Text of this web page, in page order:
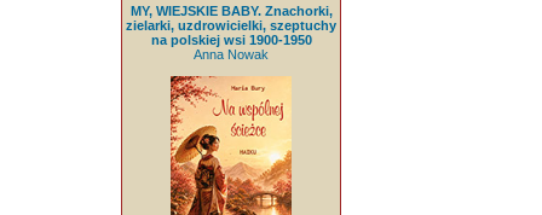
MY, WIEJSKIE BABY. Znachorki,
zielarki, uzdrowicielki, szeptuchy
na polskiej wsi 1900-1950
Anna Nowak